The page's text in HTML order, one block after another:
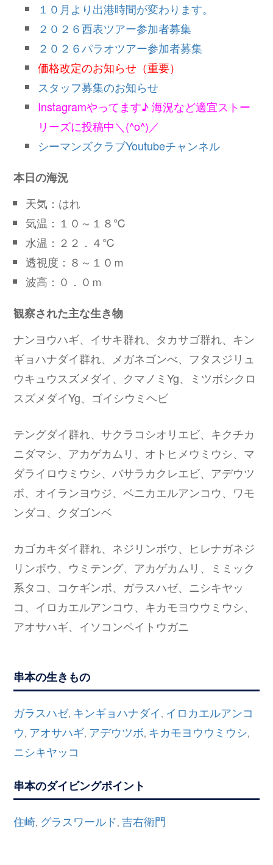
１０月より出港時間が変わります。
２０２６西表ツアー参加者募集
２０２６パラオツアー参加者募集
価格改定のお知らせ（重要）
スタッフ募集のお知らせ
Instagramやってます♪ 海況など適宜ストー
リーズに投稿中＼(^o^)／
シーマンズクラブYoutubeチャンネル
本日の海況
天気：はれ
気温：１０～１８℃
水温：２２．４℃
透視度：８～１０ｍ
波高：０．０ｍ
観察された主な生き物
ナンヨウハギ、イサキ群れ、タカサゴ群れ、キン
ギョハナダイ群れ、メガネゴンべ、フタスジリュ
ウキュウスズメダイ、クマノミYg、ミツボシクロ
スズメダイYg、ゴイシウミヘビ
テングダイ群れ、サクラコシオリエビ、キクチカ
ニダマシ、アカゲカムリ、オトヒメウミウシ、マ
ダライロウミウシ、バサラカクレエビ、アデウツ
ボ、オイランヨウジ、ベニカエルアンコウ、ワモ
ンダコ、クダゴンベ
カゴカキダイ群れ、ネジリンボウ、ヒレナガネジ
リンボウ、ウミテング、アカゲカムリ、ミミック
系タコ、コケギンポ、ガラスハゼ、ニシキヤッ
コ、イロカエルアンコウ、キカモヨウウミウシ、
アオサハギ、イソコンペイトウガニ
串本の生きもの
ガラスハゼ, キンギョハナダイ , イロカエルアンコ
ウ, アオサハギ, アデウツボ, キカモヨウウミウシ,
ニシキヤッコ
串本のダイビングポイント
住崎, グラスワールド,吉右衛門